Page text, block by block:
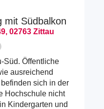
mit Südbalkon
02763 Zittau
Süd. Öffentliche
ausreichend
sich in der
Hochschule nicht
Kindergarten und